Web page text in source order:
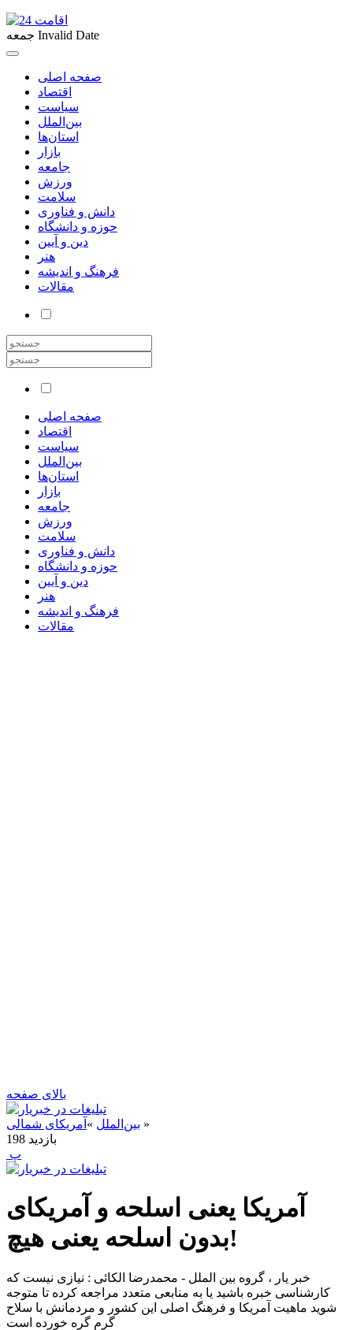
جمعه Invalid Date
صفحه اصلی
اقتصاد
سیاست
بین‌الملل
استان‌ها
بازار
جامعه
ورزش
سلامت
دانش و فناوری
حوزه و دانشگاه
دین و آیین
هنر
فرهنگ و اندیشه
مقالات
صفحه اصلی
اقتصاد
سیاست
بین‌الملل
استان‌ها
بازار
جامعه
ورزش
سلامت
دانش و فناوری
حوزه و دانشگاه
دین و آیین
هنر
فرهنگ و اندیشه
مقالات
بالای صفحه
بین‌الملل » آمریکای شمالی
»
198 بازدید
‍ پ
آمریکا یعنی اسلحه و آمریکای
بدون اسلحه یعنی هیچ!
خبر یار ، گروه بین الملل - محمدرضا الکائی : نیازی نیست که
کارشناسی خبره باشید یا به منابعی متعدد مراجعه کرده تا متوجه
شوید ماهیت آمریکا و فرهنگ اصلی این کشور و مردمانش با سلاح
گرم گره خورده است